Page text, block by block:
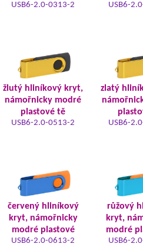
USB6-2.0-0313-2 USB6-
žlutý hliníkový kryt,
námořnicky modré
plastové tě
USB6-2.0-0513-2
zlatý
USB6-
červený hliníkový
kryt, námořnicky
modré plastové
USB6-2.0-0613-2
růžový
kryt,
modré
USB6-